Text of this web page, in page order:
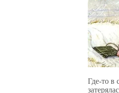
Где-то в